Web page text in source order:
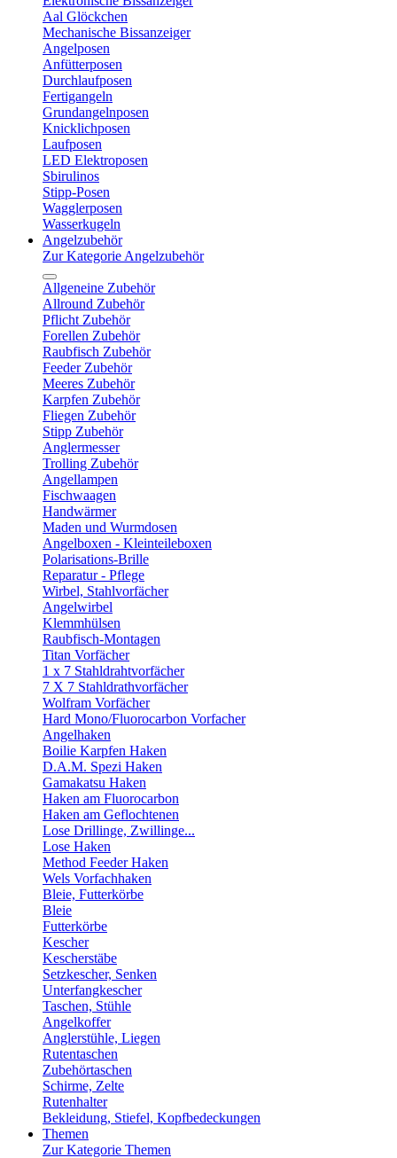
Aal Glöckchen
Mechanische Bissanzeiger
Angelposen
Anfütterposen
Durchlaufposen
Fertigangeln
Grundangelnposen
Knicklichposen
Laufposen
LED Elektroposen
Sbirulinos
Stipp-Posen
Wagglerposen
Wasserkugeln
Angelzubehör
Zur Kategorie Angelzubehör
Allgeneine Zubehör
Allround Zubehör
Pflicht Zubehör
Forellen Zubehör
Raubfisch Zubehör
Feeder Zubehör
Meeres Zubehör
Karpfen Zubehör
Fliegen Zubehör
Stipp Zubehör
Anglermesser
Trolling Zubehör
Angellampen
Fischwaagen
Handwärmer
Maden und Wurmdosen
Angelboxen - Kleinteileboxen
Polarisations-Brille
Reparatur - Pflege
Wirbel, Stahlvorfächer
Angelwirbel
Klemmhülsen
Raubfisch-Montagen
Titan Vorfächer
1 x 7 Stahldrahtvorfächer
7 X 7 Stahldrathvorfächer
Wolfram Vorfächer
Hard Mono/Fluorocarbon Vorfacher
Angelhaken
Boilie Karpfen Haken
D.A.M. Spezi Haken
Gamakatsu Haken
Haken am Fluorocarbon
Haken am Geflochtenen
Lose Drillinge, Zwillinge...
Lose Haken
Method Feeder Haken
Wels Vorfachhaken
Bleie, Futterkörbe
Bleie
Futterkörbe
Kescher
Kescherstäbe
Setzkescher, Senken
Unterfangkescher
Taschen, Stühle
Angelkoffer
Anglerstühle, Liegen
Rutentaschen
Zubehörtaschen
Schirme, Zelte
Rutenhalter
Bekleidung, Stiefel, Kopfbedeckungen
Themen
Zur Kategorie Themen